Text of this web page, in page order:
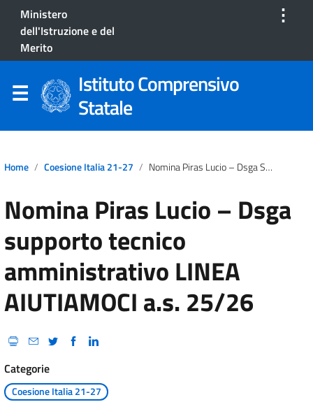
Ministero
dell'Istruzione e del
Merito
⋮
Istituto Comprensivo
Statale
Home Coesione Italia 21-27 Nomina Piras Lucio – Dsga Supporto Tecnico Amministrativo LINEA AIUTIAMOCI A.s. 25/26
Nomina Piras Lucio – Dsga
supporto tecnico
amministrativo LINEA
AIUTIAMOCI a.s. 25/26
Categorie
Coesione Italia 21-27